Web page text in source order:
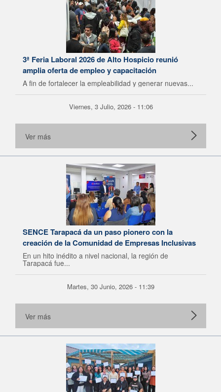
3ª Feria Laboral 2026 de Alto Hospicio reunió
amplia oferta de empleo y capacitación
A fin de fortalecer la empleabilidad y generar nuevas...
Viernes, 3 Julio, 2026 - 11:06
Ver más
SENCE Tarapacá da un paso pionero con la
creación de la Comunidad de Empresas Inclusivas
En un hito inédito a nivel nacional, la región de
Tarapacá fue...
Martes, 30 Junio, 2026 - 11:39
Ver más